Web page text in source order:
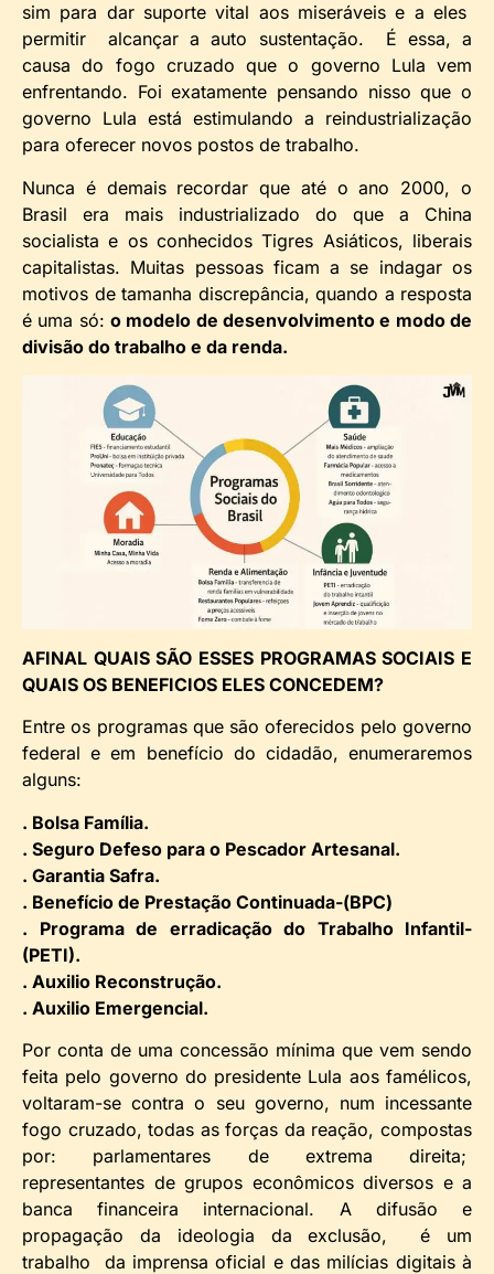
sim para dar suporte vital aos miseráveis e a eles
permitir alcançar a auto sustentação. É essa, a
causa do fogo cruzado que o governo Lula vem
enfrentando. Foi exatamente pensando nisso que o
governo Lula está estimulando a reindustrialização
para oferecer novos postos de trabalho.
Nunca é demais recordar que até o ano 2000, o
Brasil era mais industrializado do que a China
socialista e os conhecidos Tigres Asiáticos, liberais
capitalistas. Muitas pessoas ficam a se indagar os
motivos de tamanha discrepância, quando a resposta
é uma só: o modelo de desenvolvimento e modo de
divisão do trabalho e da renda.
AFINAL QUAIS SÃO ESSES PROGRAMAS SOCIAIS E
QUAIS OS BENEFICIOS ELES CONCEDEM?
Entre os programas que são oferecidos pelo governo
federal e em benefício do cidadão, enumeraremos
alguns:
. Bolsa Família.
. Seguro Defeso para o Pescador Artesanal.
. Garantia Safra.
. Benefício de Prestação Continuada-(BPC)
. Programa de erradicação do Trabalho Infantil-
(PETI).
. Auxilio Reconstrução.
. Auxilio Emergencial.
Por conta de uma concessão mínima que vem sendo
feita pelo governo do presidente Lula aos famélicos,
voltaram-se contra o seu governo, num incessante
fogo cruzado, todas as forças da reação, compostas
por: parlamentares de extrema direita;
representantes de grupos econômicos diversos e a
banca financeira internacional. A difusão e
propagação da ideologia da exclusão, é um
trabalho da imprensa oficial e das milícias digitais à